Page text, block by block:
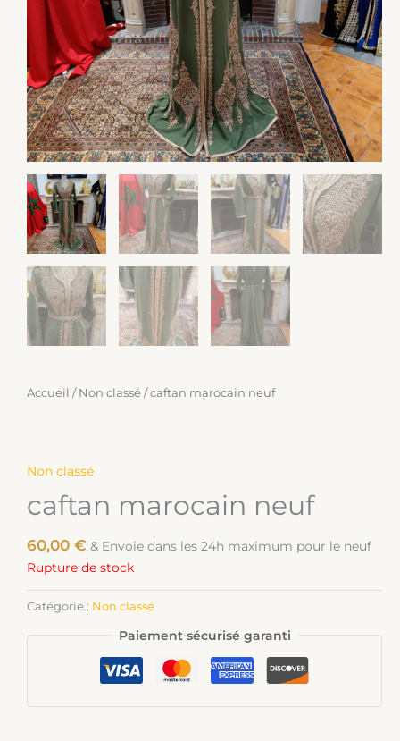
Accueil / Non classé / caftan marocain neuf
Non classé
caftan marocain neuf
60,00 € & Envoie dans les 24h maximum pour le neuf
Rupture de stock
Catégorie : Non classé
Paiement sécurisé garanti